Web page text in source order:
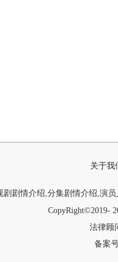
关于我
剧剧情介绍,分集剧情介绍,演
CopyRight©2019-
法律顾
备案